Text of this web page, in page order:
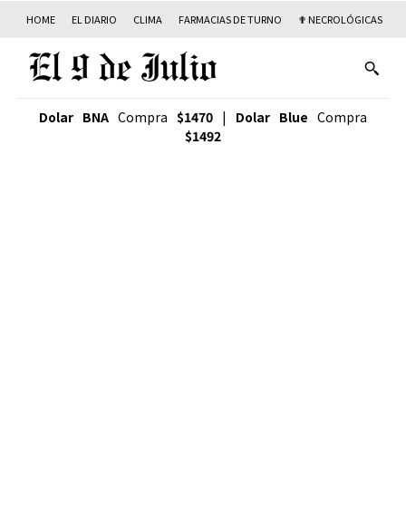
HOME EL DIARIO CLIMA FARMACIAS DE TURNO ✟ NECROLÓGICAS
Dolar BNA Compra $1470 | Dolar Blue Compra
$1492